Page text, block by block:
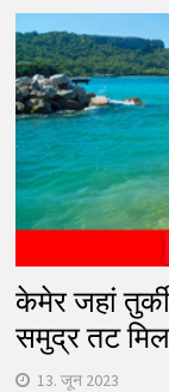
केमेर जहां
समुद्र तट
13. जून 2023